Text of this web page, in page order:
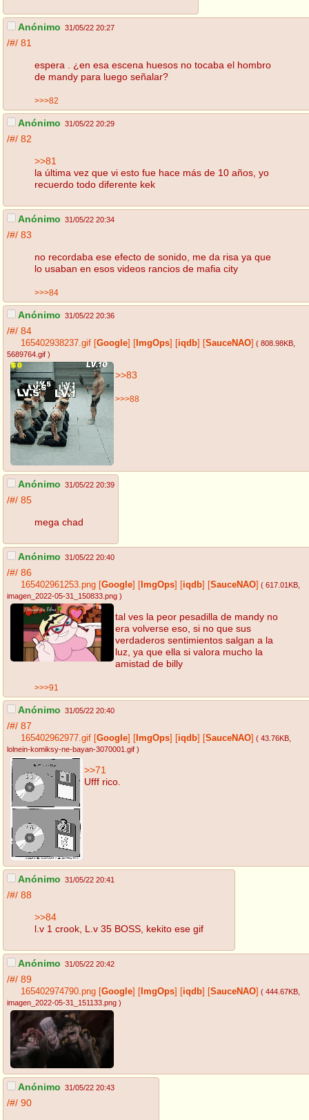
Anónimo 31/05/22 20:27
/#/ 81
espera . ¿en esa escena huesos no tocaba el hombro
de mandy para luego señalar?
>>>82
Anónimo 31/05/22 20:29
/#/ 82
>>81
la última vez que vi esto fue hace más de 10 años, yo
recuerdo todo diferente kek
Anónimo 31/05/22 20:34
/#/ 83
no recordaba ese efecto de sonido, me da risa ya que
lo usaban en esos videos rancios de mafia city
>>>84
Anónimo 31/05/22 20:36
/#/ 84
165402938237.gif Google ImgOps iqdb SauceNAO ( 808.98KB
5689764.gif )
>>83
>>>88
Anónimo 31/05/22 20:39
/#/ 85
mega chad
Anónimo 31/05/22 20:40
/#/ 86
165402961253.png Google ImgOps iqdb SauceNAO ( 617.01KB
imagen_2022-05-31_150833.png )
tal ves la peor pesadilla de mandy no
era volverse eso, si no que sus
verdaderos sentimientos salgan a la
luz, ya que ella si valora mucho la
amistad de billy
>>>91
Anónimo 31/05/22 20:40
/#/ 87
165402962977.gif Google ImgOps iqdb SauceNAO ( 43.76KB
lolnein-komiksy-ne-bayan-3070001.gif )
>>71
Ufff rico.
Anónimo 31/05/22 20:41
/#/ 88
>>84
l.v 1 crook, L.v 35 BOSS, kekito ese gif
Anónimo 31/05/22 20:42
/#/ 89
165402974790.png Google ImgOps iqdb SauceNAO ( 444.67KB
imagen_2022-05-31_151133.png )
Anónimo 31/05/22 20:43
/#/ 90